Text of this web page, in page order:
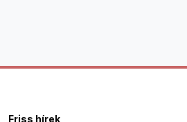
Friss hírek